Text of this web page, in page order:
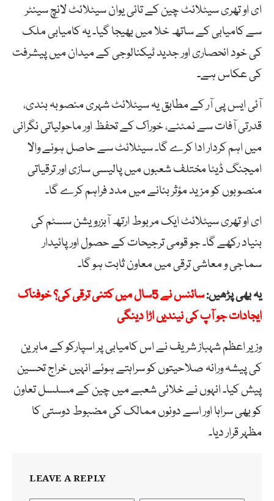
ای او تھری سیٹلائٹ چین کے تائی یوان سیٹلائٹ لانچ سینٹر
سے کامیابی کے ساتھ خلا میں بھیجا گیا۔ یہ کامیابی ملک
کی خود انحصاری اور جدید ٹیکنالوجی کے میدان میں پیشرفت
کی عکاس ہے۔
آئی ایس پی آر کے مطابق یہ سیٹلائٹ شہری منصوبہ بندی،
قدرتی آفات سے نمٹنے، خوراک کے تحفظ اور ماحولیاتی نگرانی
میں اہم کردار ادا کرے گا۔ سیٹلائٹ سے حاصل ہونے والا
امیجنگ ڈیٹا مختلف شعبوں میں پالیسی سازی اور ترقیاتی
منصوبوں کو مزید مؤثر بنانے میں مدد فراہم کرے گا۔
ای او تھری سیٹلائٹ ایک مربوط ارتھ آبزرویشن سسٹم کی
بنیاد رکھے گا۔ جو قومی ترجیحات کے حصول اور پائیدار
سماجی و معاشی ترقی میں معاون ثابت ہو گا۔
یہ بھی پڑھیں:
سائنس نے 5سال میں کتنی ترقی کی؟ خوفناک
ایجادات جو آپ کی نیندیں اڑا دینگی
وزیر اعظم شہباز شریف نے اس کامیابی پر اسپارکو کے ماہرین
کی پیشہ ورانہ صلاحیتوں کو سراہتے ہوئے انہیں خراج تحسین
پیش کیا۔ انہوں نے خلائی شعبے میں چین کے مسلسل تعاون
کو بھی سراہا اور اسے دونوں ممالک کی مضبوط دوستی کا
مظہر قرار دیا۔
LEAVE A REPLY